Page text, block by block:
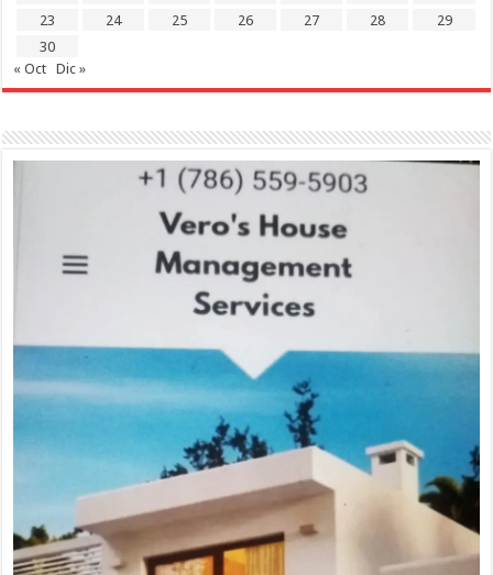
23
24 25 26 27 28
29
30
« Oct
Dic »